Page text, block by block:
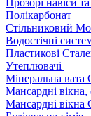
Прозорі навіси
Полікарбонат
Стільниковий
Водостічні
Пластикові
Утеплювачі
Мінеральна вата
Мансардні вікна,
Мансардні вікна